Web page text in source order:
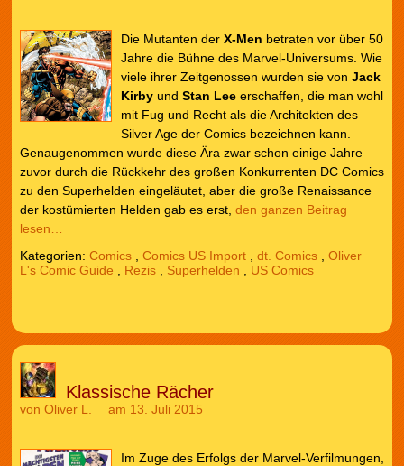
Die Mutanten der X-Men betraten vor über 50
Jahre die Bühne des Marvel-Universums. Wie
viele ihrer Zeitgenossen wurden sie von Jack
Kirbyund Stan Leeerschaffen, die man wohl
mit Fug und Recht als die Architekten des
Silver Age der Comics bezeichnen kann.
Genaugenommen wurde diese Ära zwar schon einige Jahre
zuvor durch die Rückkehr des großen Konkurrenten DC Comics
zu den Superhelden eingeläutet, aber die große Renaissance
der kostümierten Helden gab es erst, den ganzen Beitrag
lesen…
Kategorien: Comics, Comics US Import, dt. Comics, Oliver
L's Comic Guide , Rezis, Superhelden , US Comics
Klassische Rächer
von Oliver L. am 13. Juli 2015
Im Zuge des Erfolgs der Marvel-Verfilmungen,